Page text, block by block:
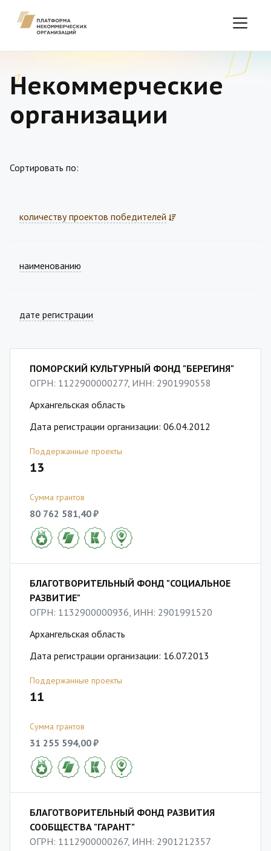
Некоммерческие
организации
Сортировать по:
количеству проектов победителей
наименованию
дате регистрации
ПОМОРСКИЙ КУЛЬТУРНЫЙ ФОНД "БЕРЕГИНЯ"
ОГРН: 1122900000277, ИНН: 2901990558
Архангельская область
Дата регистрации организации: 06.04.2012
Поддержанные проекты
13
Сумма грантов
80 762 581,40 ₽
БЛАГОТВОРИТЕЛЬНЫЙ ФОНД "СОЦИАЛЬНОЕ
РАЗВИТИЕ"
ОГРН: 1132900000936, ИНН: 2901991520
Архангельская область
Дата регистрации организации: 16.07.2013
Поддержанные проекты
11
Сумма грантов
31 255 594,00 ₽
БЛАГОТВОРИТЕЛЬНЫЙ ФОНД РАЗВИТИЯ
СООБЩЕСТВА "ГАРАНТ"
ОГРН: 1112900000267, ИНН: 2901212357